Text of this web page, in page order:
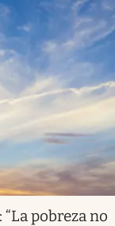
pobreza no